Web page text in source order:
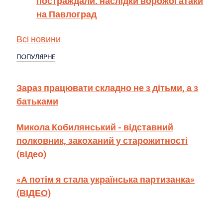
на Павлоград
Всі новини
ПОПУЛЯРНЕ
Зараз працювати складно не з дітьми, а з
батьками
Микола Кобилянський - відставний
полковник, закоханий у старожитності
(відео)
«А потім я стала українська партизанка»
(ВІДЕО)